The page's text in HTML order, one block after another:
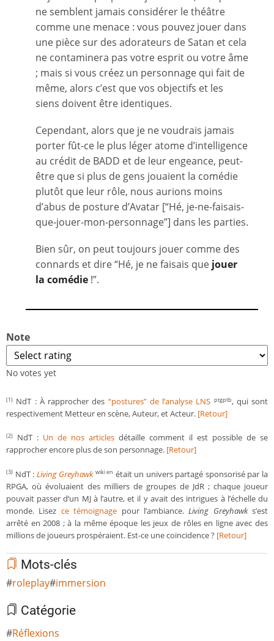
ne semblent jamais considérer le théâtre
comme une menace : vous pouvez jouer dans
une pièce sur des adorateurs de Satan et cela
ne contaminera pas votre esprit ou votre âme
; mais si vous créez un personnage qui fait de
même, alors c’est que vos objectifs et les
siens doivent être identiques.
Cependant, alors que je ne voudrais jamais
porter fût-ce le plus léger atome d’intelligence
au crédit de BADD et de leur engeance, peut-
être que si plus de gens jouaient la comédie
plutôt que leur rôle, nous aurions moins
d’abus de posture d’Avatar [“Hé, je-ne-faisais-
que-jouer-mon-personnage”] dans les parties.
Bien sûr, on peut toujours jouer comme des
connards et dire “Hé, je ne faisais que jouer
la comédie !”.
Note
No votes yet
(1) NdT : À rapprocher des “postures” de l’analyse LNS ptgptb, qui sont
respectivement Metteur en scène, Auteur, et Acteur. [Retour]
(2) NdT : Un de nos articles détaille comment il est possible de se
rapprocher encore plus de son personnage. [Retour]
(3) NdT : Living Greyhawk wiki en était un univers partagé sponsorisé par la
RPGA, où évoluaient des milliers de groupes de JdR ; chaque joueur
pouvait passer d’un MJ à l’autre, et il y avait des intrigues à l’échelle du
monde. Lisez ce témoignage pour l’ambiance.Living Greyhawks’est
arrêté en 2008 ; à la même époque les jeux de rôles en ligne avec des
millions de joueurs prospéraient. Est-ce une coïncidence ? [Retour]
Mots-clés
roleplay immersion
Catégorie
Réflexions